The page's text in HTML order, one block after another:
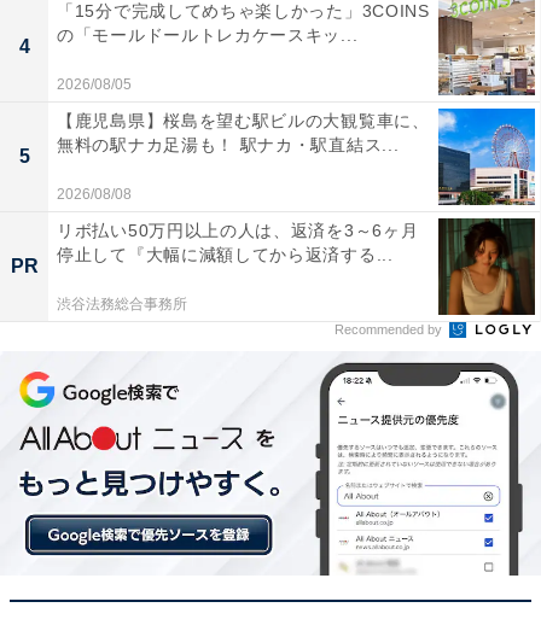
「ヘルシー温泉タテバ」には以下のような口コミが寄せ
られています。
サウナの温度が非常に高く、水風呂も深くてしっか
り冷えているため、本格的な「ととのい」を体験で
きる。サウナ好きにはたまらない設定です。
深夜5時まで営業しているので、仕事が遅くなった
時や終電を逃した時でも利用できるのが非常にあり
がたい。遅い時間でも活気があり、安心感がありま
す。
銭湯ながら設備のバリエーションが豊富で、露天風
呂や炭酸温泉、さらに日焼けマシンや軽食コーナー
まである。掃除も行き届いていて清潔感がありま
4
「15分で完成してめちゃ楽しかった」3COINS
の「モールドールトレカケースキッ...
2026/08/05
5
【鹿児島県】桜島を望む駅ビルの大観覧車に、
無料の駅ナカ足湯も！ 駅ナカ・駅直結ス...
2026/08/08
PR
リボ払い50万円以上の人は、返済を3～6ヶ月
停止して『大幅に減額してから返済する...
渋谷法務総合事務所
Recommended by